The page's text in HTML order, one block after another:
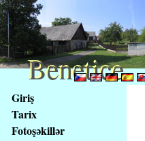
obsah
stránky
Klávesové
Giriş
Tarix
Fotoşəkillər
Benetice
Benetice